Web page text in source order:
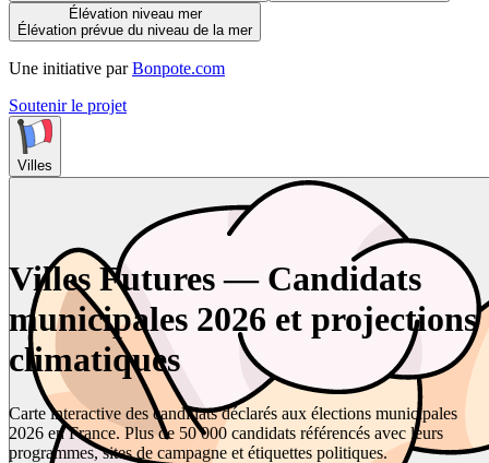
Élévation niveau mer
Élévation prévue du niveau de la mer
Une initiative par Bonpote.com
Soutenir le projet
Villes
Villes Futures — Candidats
municipales 2026 et projections
climatiques
Carte interactive des candidats déclarés aux élections municipales
2026 en France. Plus de 50 000 candidats référencés avec leurs
programmes, sites de campagne et étiquettes politiques.